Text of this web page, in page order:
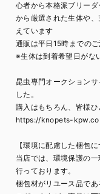
心者から本格派ブリー
から厳選された生体や
えています
通販は平日15時までの
※生体は到着希望日がな
昆虫専門オークション
した。
購入はもちろん、皆様ひ
https://knopets-
【環境に配慮した梱包に
当店では、環境保護の
行っております。
梱包材がリユース品で